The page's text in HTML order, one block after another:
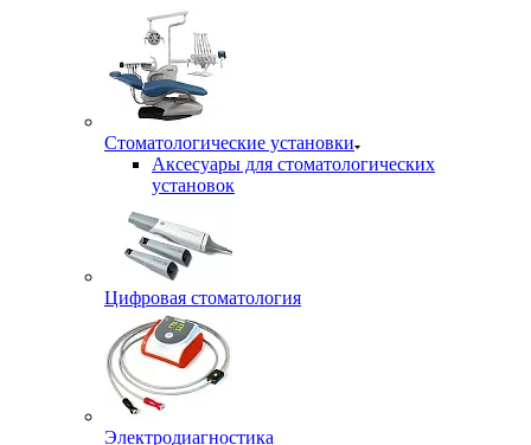
Стоматологические установки
Аксесуары для стоматологических
установок
Цифровая стоматология
Электродиагностика